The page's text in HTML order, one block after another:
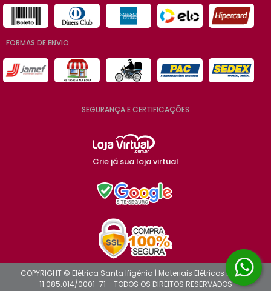
FORMAS DE ENVIO
SEGURANÇA E CERTIFICAÇÕES
Crie já sua loja virtual
COPYRIGHT © Elétrica Santa Ifigênia | Materiais Elétricos 2026 -
11.085.014/0001-71 - TODOS OS DIREITOS RESERVADOS